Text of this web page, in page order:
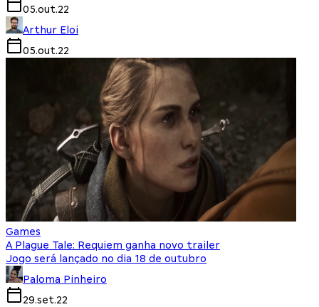
05.out.22
Arthur Eloi
05.out.22
Games
A Plague Tale: Requiem ganha novo trailer
Jogo será lançado no dia 18 de outubro
Paloma Pinheiro
29.set.22